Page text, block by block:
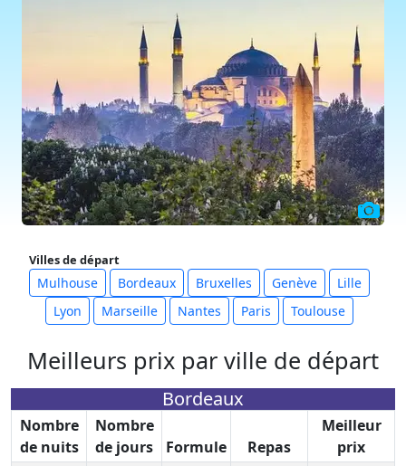
Villes de départ
Mulhouse Bordeaux Bruxelles Genève
Lille
Lyon
Marseille Nantes Paris Toulouse
Meilleurs prix par ville de départ
Bordeaux
Nombre
de nuits
Nombre
de jours
Formule Repas
Meilleur
prix